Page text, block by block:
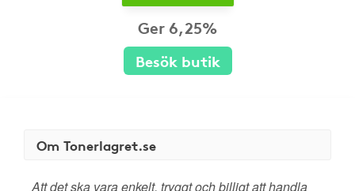
Ger 6,25%
Besök butik
Om Tonerlagret.se
Att det ska vara enkelt, tryggt och billigt att handla